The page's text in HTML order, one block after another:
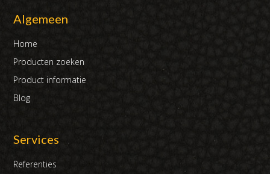
Algemeen
Home
Producten zoeken
Product informatie
Blog
Services
Referenties